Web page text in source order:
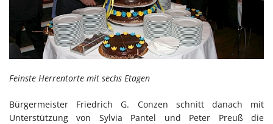
Feinste Herrentorte mit sechs Etagen
Bürgermeister Friedrich G. Conzen schnitt danach mit
Unterstützung von Sylvia Pantel und Peter Preuß die